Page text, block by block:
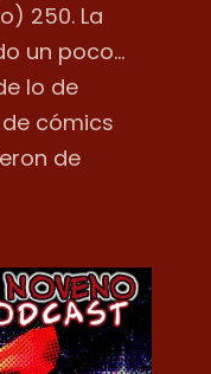
250. La
un poco...
lo de
cómics
de